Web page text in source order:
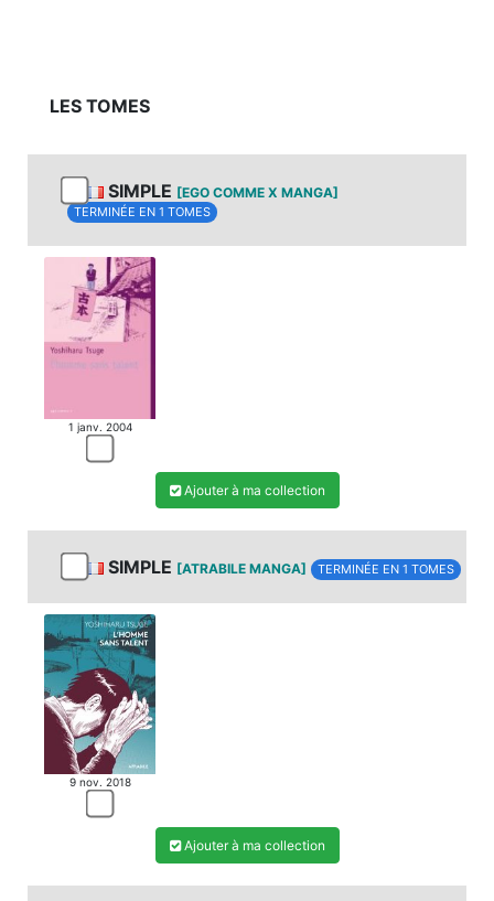
LES TOMES
SIMPLE [EGO COMME X MANGA]
TERMINÉE EN 1 TOMES
1 janv. 2004
Ajouter à ma collection
SIMPLE [ATRABILE MANGA] TERMINÉE EN 1 TOMES
9 nov. 2018
Ajouter à ma collection